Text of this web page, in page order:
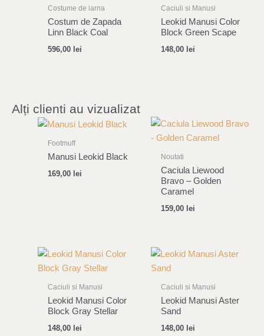
Costume de iarna
Costum de Zapada
Linn Black Coal
596,00 lei
Caciuli si Manusi
Leokid Manusi Color
Block Green Scape
148,00 lei
Alți clienti au vizualizat
Footmuff
Manusi Leokid Black
169,00 lei
Noutati
Caciula Liewood
Bravo – Golden
Caramel
159,00 lei
Caciuli si Manusi
Leokid Manusi Color
Block Gray Stellar
148,00 lei
Caciuli si Manusi
Leokid Manusi Aster
Sand
148,00 lei